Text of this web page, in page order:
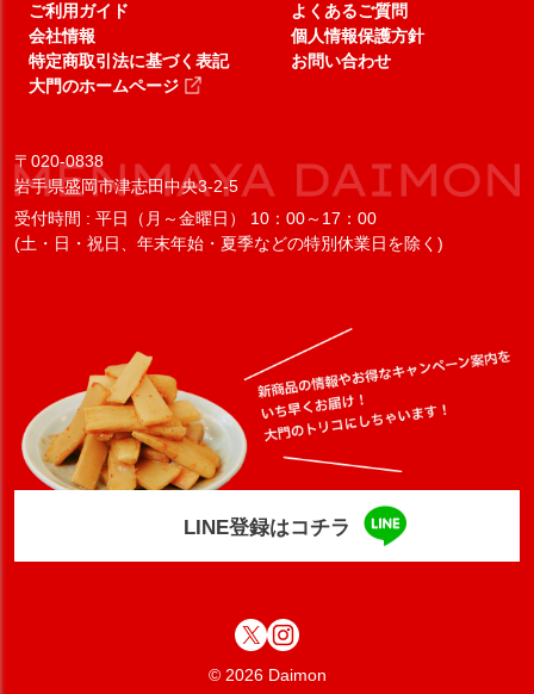
ご利用ガイド
よくあるご質問
会社情報
個人情報保護方針
特定商取引法に基づく表記
お問い合わせ
大門のホームページ
〒020-0838
岩手県盛岡市津志田中央3-2-5
受付時間 : 平日（月～金曜日） 10：00～17：00
(土・日・祝日、年末年始・夏季などの特別休業日を除く)
LINE登録はコチラ
© 2026 Daimon